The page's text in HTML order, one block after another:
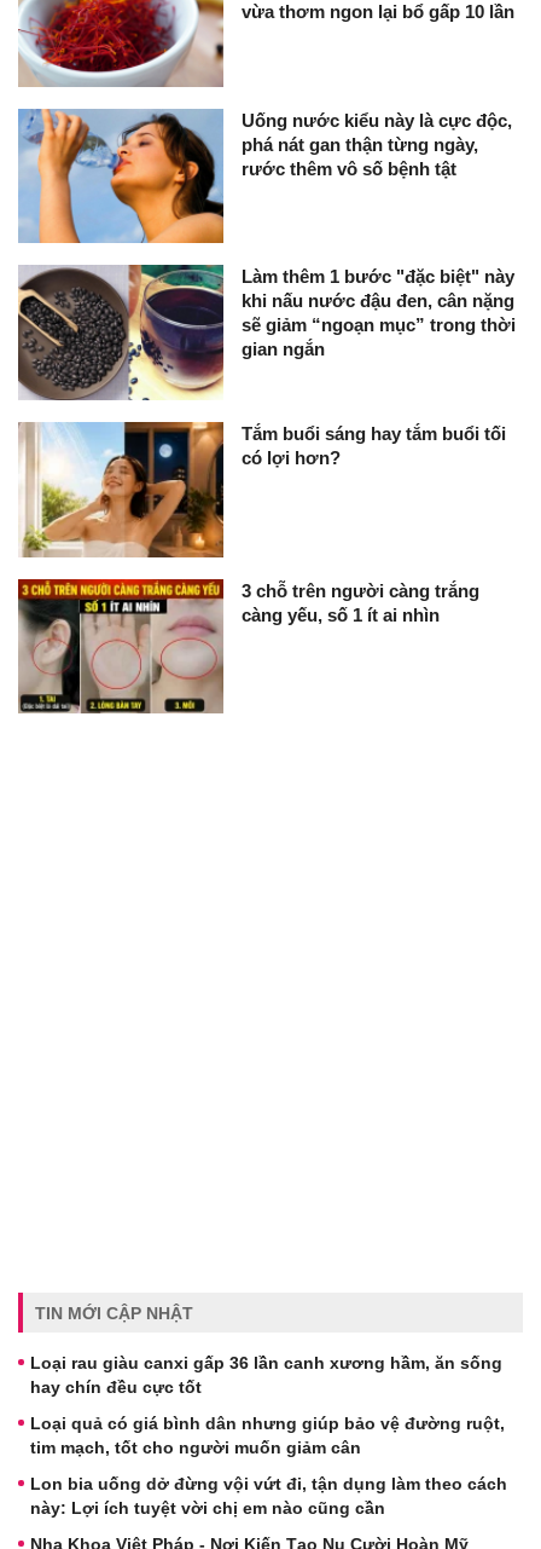
vừa thơm ngon lại bổ gấp 10 lần
Uống nước kiểu này là cực độc,
phá nát gan thận từng ngày,
rước thêm vô số bệnh tật
Làm thêm 1 bước "đặc biệt" này
khi nấu nước đậu đen, cân nặng
sẽ giảm “ngoạn mục” trong thời
gian ngắn
Tắm buổi sáng hay tắm buổi tối
có lợi hơn?
3 chỗ trên người càng trắng
càng yếu, số 1 ít ai nhìn
TIN MỚI CẬP NHẬT
Loại rau giàu canxi gấp 36 lần canh xương hầm, ăn sống
hay chín đều cực tốt
Loại quả có giá bình dân nhưng giúp bảo vệ đường ruột,
tim mạch, tốt cho người muốn giảm cân
Lon bia uống dở đừng vội vứt đi, tận dụng làm theo cách
này: Lợi ích tuyệt vời chị em nào cũng cần
Nha Khoa Việt Pháp - Nơi Kiến Tạo Nụ Cười Hoàn Mỹ